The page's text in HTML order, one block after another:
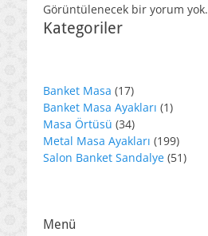
Görüntülenecek bir yorum yok.
Kategoriler
Banket Masa 1717
ürün
Banket Masa Ayakları 11
Masa Örtüsü 3434
ürün
Metal Masa Ayakları 199199
ürün
Salon Banket Sandalye 5151
Menü